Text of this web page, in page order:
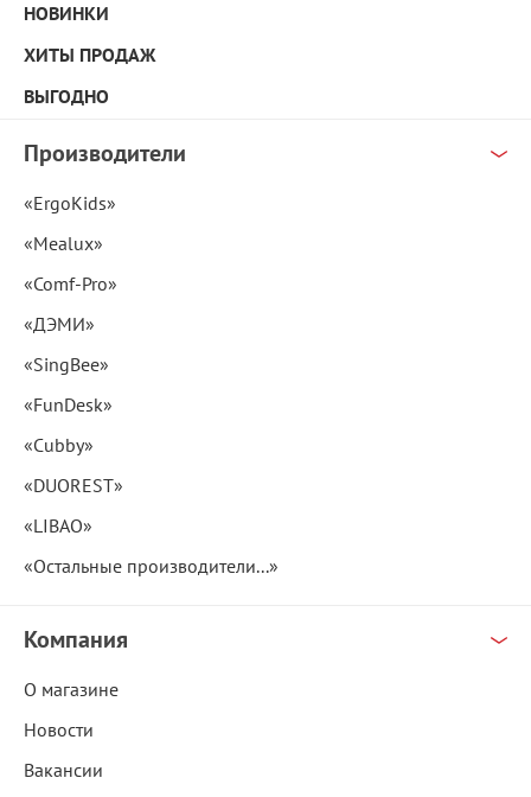
НОВИНКИ
ХИТЫ ПРОДАЖ
ВЫГОДНО
Производители
«ErgoKids»
«Mealux»
«Comf-Pro»
«ДЭМИ»
«SingBee»
«FunDesk»
«Cubby»
«DUOREST»
«LIBAO»
«Остальные производители...»
Компания
О магазине
Новости
Вакансии